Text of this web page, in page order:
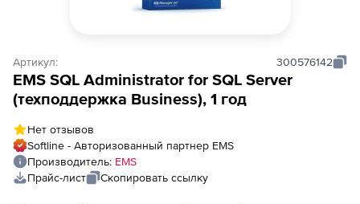
Артикул: 300576142
EMS SQL Administrator for SQL Server
(техподдержка Business), 1 год
Нет отзывов
Softline - Авторизованный партнер EMS
Производитель: EMS
Прайс-лист
Скопировать ссылку